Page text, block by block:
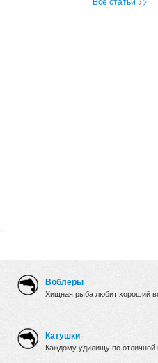
.
Воблеры
Хищная рыба любит хороший
Катушки
Каждому удилищу по отличной